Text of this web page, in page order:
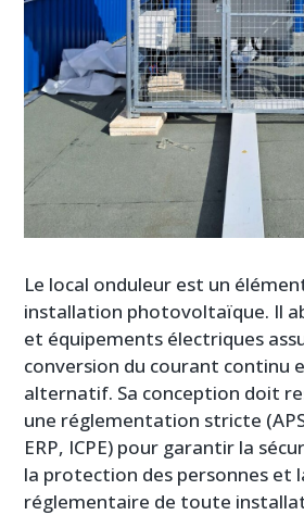
Le local onduleur est un
installation photovoltaïque. Il
et équipements électriques
conversion du courant continu
alternatif. Sa conception doit
une réglementation stricte
ERP, ICPE) pour garantir la
la protection des personnes et
réglementaire de toute